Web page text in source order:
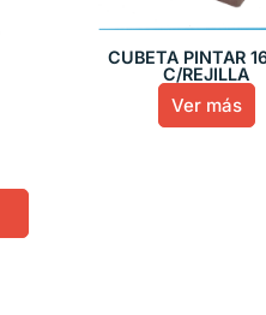
CUBETA PINTAR
C/REJILLA
Ver más